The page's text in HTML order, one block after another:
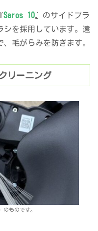
Saros 10 』のサイドブラ
シを採用しています。遠
毛がらみを防ぎます。
リーニング
ものです。